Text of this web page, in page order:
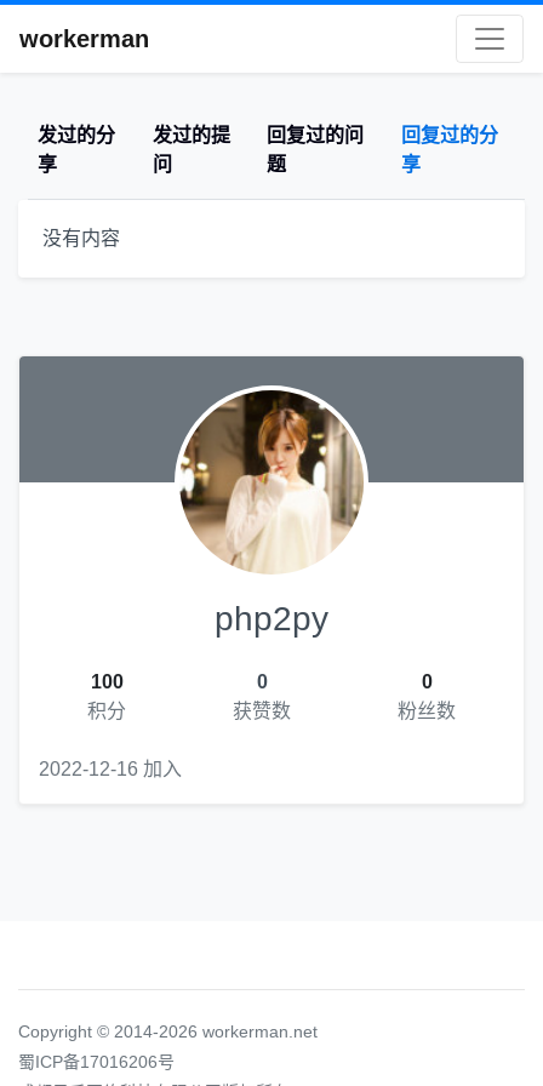
workerman
发过的分
享
发过的提
问
回复过的问
题
回复过的分
享
没有内容
php2py
100
积分
0
获赞数
0
粉丝数
2022-12-16 加入
Copyright © 2014-2026 workerman.net
蜀ICP备17016206号